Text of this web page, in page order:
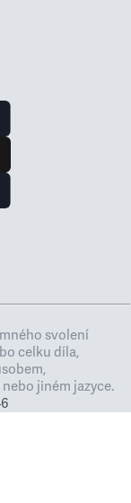
svolení
celku díla,
jiném jazyce.